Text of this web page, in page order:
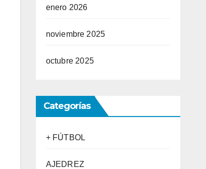
enero 2026
noviembre 2025
octubre 2025
Categorías
+ FÚTBOL
AJEDREZ